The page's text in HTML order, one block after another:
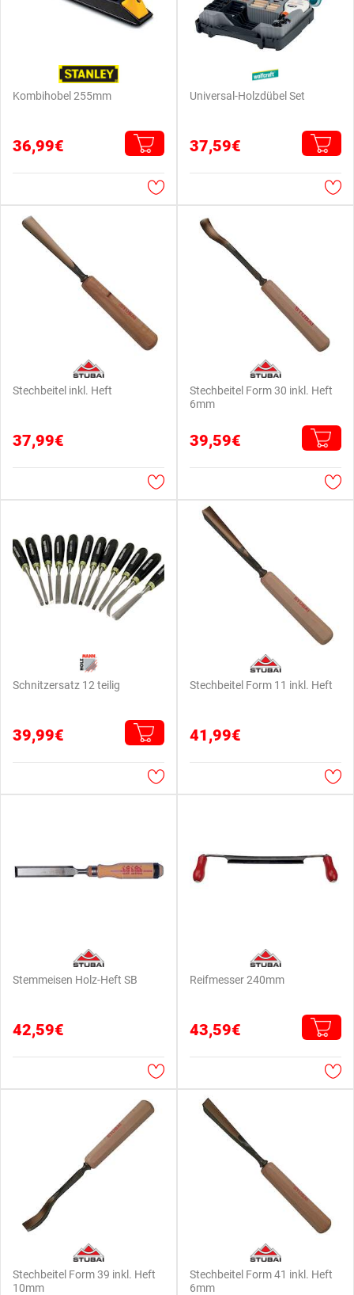
Kombihobel 255mm
36,99€
Universal-Holzdübel Set
37,59€
Stechbeitel inkl. Heft
37,99€
Stechbeitel Form 30 inkl. Heft
6mm
39,59€
Schnitzersatz 12 teilig
39,99€
Stechbeitel Form 11 inkl. Heft
41,99€
Stemmeisen Holz-Heft SB
42,59€
Reifmesser 240mm
43,59€
Stechbeitel Form 39 inkl. Heft
10mm
Stechbeitel Form 41 inkl. Heft
6mm